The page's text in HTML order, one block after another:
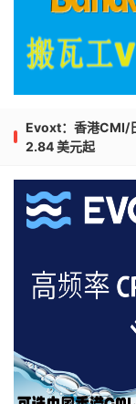
Evoxt：香港CMI/
2.84 美元起